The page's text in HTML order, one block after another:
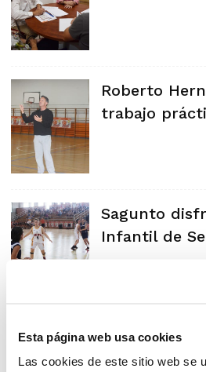
Esta página web usa cookies
Las cookies de este sitio web se
Roberto
trabajo
Sagunto
Infantil de
Torneo
en Sagunto